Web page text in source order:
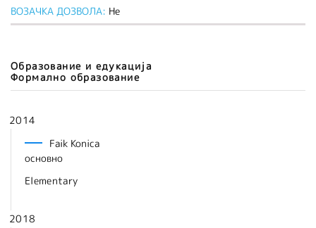
ВОЗАЧКА ДОЗВОЛА: Не
Образование и едукација
Формално образование
2014
Faik Konica
основно
Elementary
2018